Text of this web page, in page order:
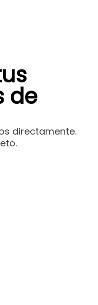
de
directamente.